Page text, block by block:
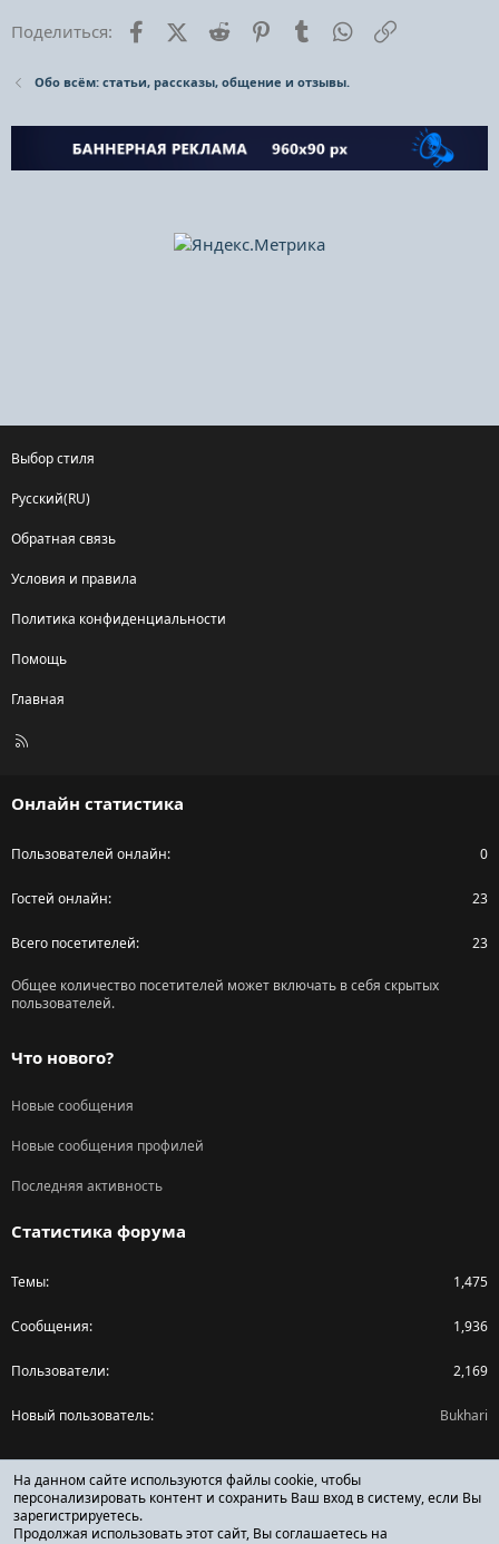
Поделиться: FacebookX (Twitter)
Reddit PinterestTumblr WhatsApp
Обо всём: статьи, рассказы, общение и отзывы.
Выбор стиля
Русский(RU)
Обратная связь
Условия и правила
Политика конфиденциальности
Помощь
Главная
R
Онлайн статистика
Пользователей онлайн 0
Гостей онлайн 23
Всего посетителей 23
Общее количество посетителей может включать в себя скрытых
пользователей.
Что нового?
Новые сообщения
Новые сообщения профилей
Последняя активность
Статистика форума
Темы 1,475
Сообщения 1,936
Пользователи 2,169
Новый пользователь Bukhari
Поделиться страницей
Facebook
X (Twitter)
Reddit
На данном сайте используются файлы cookie, чтобы
персонализировать контент и сохранить Ваш вход в систему, если Вы
зарегистрируетесь.
Продолжая использовать этот сайт, Вы соглашаетесь на